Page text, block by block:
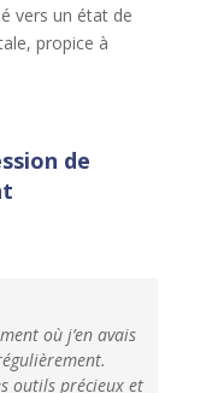
vers un état de
propice à
de
où j’en avais
outils précieux et